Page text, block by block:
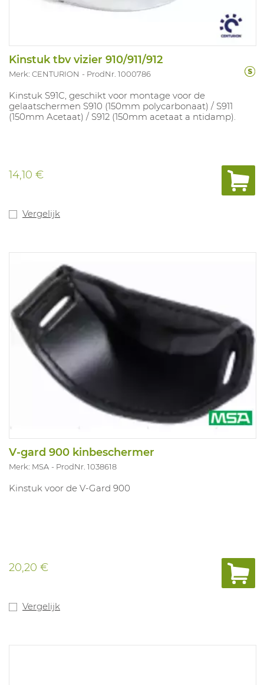
Kinstuk tbv vizier 910/911/912
Merk: CENTURION ProdNr. 1000786
Kinstuk S91C, geschikt voor montage voor de
gelaatschermen S910 (150mm polycarbonaat) / S911
(150mm Acetaat) / S912 (150mm acetaat a ntidamp).
14,10 €
Vergelijk
V-gard 900 kinbeschermer
Merk: MSA ProdNr. 1038618
Kinstuk voor de V-Gard 900
20,20 €
Vergelijk